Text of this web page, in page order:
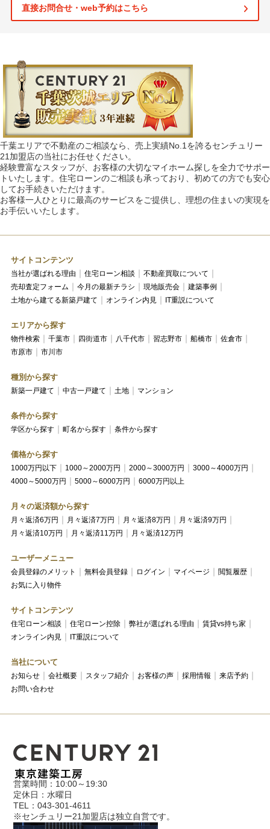
直接お問合せ・web予約はこちら
千葉エリアで不動産のご相談なら、売上実績No.1を誇るセンチュリー
21加盟店の当社にお任せください。
経験豊富なスタッフが、お客様の大切なマイホーム探しを全力でサポー
トいたします。住宅ローンのご相談も承っており、初めての方でも安心
してお手続きいただけます。
お客様一人ひとりに最高のサービスをご提供し、理想の住まいの実現を
お手伝いいたします。
サイトコンテンツ
当社が選ばれる理由 住宅ローン相談
不動産買取について
売却査定フォーム
今月の最新チラシ 現地販売会
建築事例
土地から建てる新築戸建て
オンライン内見 IT重説について
エリアから探す
物件検索 千葉市 四街道市 八千代市 習志野市 船橋市
佐倉市
市原市
市川市
種別から探す
新築一戸建て 中古一戸建て 土地 マンション
条件から探す
学区から探す 町名から探す 条件から探す
価格から探す
1000万円以下 1000～2000万円 2000～3000万円
3000～4000万円
4000～5000万円
5000～6000万円 6000万円以上
月々の返済額から探す
月々返済6万円 月々返済7万円 月々返済8万円
月々返済9万円
月々返済10万円
月々返済11万円 月々返済12万円
ユーザーメニュー
会員登録のメリット 無料会員登録 ログイン マイページ
閲覧履歴
お気に入り物件
サイトコンテンツ
住宅ローン相談 住宅ローン控除 弊社が選ばれる理由
賃貸vs持ち家
オンライン内見
IT重説について
当社について
お知らせ 会社概要 スタッフ紹介 お客様の声 採用情報
来店予約
お問い合わせ
営業時間：10:00～19:30
定休日：水曜日
TEL：043-301-4611
※センチュリー21加盟店は独立自営です。